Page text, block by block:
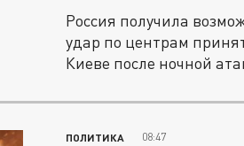
Россия получила
удар по центрам
Киеве после ночной
ПОЛИТИКА 08:47